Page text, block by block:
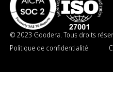
© 2023 Goodera. Tous droits
Politique de confidentialité